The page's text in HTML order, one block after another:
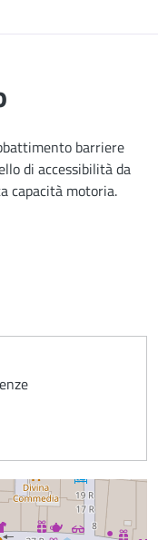
barriere
di accessibilità da
capacità motoria.